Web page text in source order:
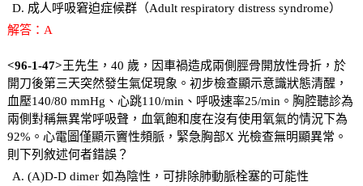
成人呼吸窘迫症候群（Adult respiratory distress syndrome）
解答：A
<96-1-47>王先生，40 歲，因車禍造成兩側脛骨開放性骨折，於
開刀後第三天突然發生氣促現象。初步檢查顯示意識狀態清醒，
血壓140/80 mmHg、心跳110/min、呼吸速率25/min。胸腔聽診為
兩側對稱無異常呼吸聲，血氧飽和度在沒有使用氧氣的情況下為
92%。心電圖僅顯示竇性頻脈，緊急胸部X 光檢查無明顯異常。
則下列敘述何者錯誤？
(A)D-D dimer 如為陰性，可排除肺動脈栓塞的可能性